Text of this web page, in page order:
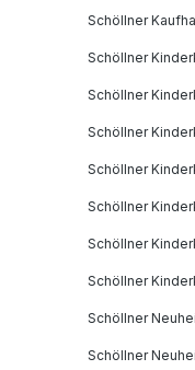
Schöllner
Schöllner
Schöllner
Schöllner
Schöllner
Schöllner
Schöllner
Schöllner
Schöllner
Schöllner